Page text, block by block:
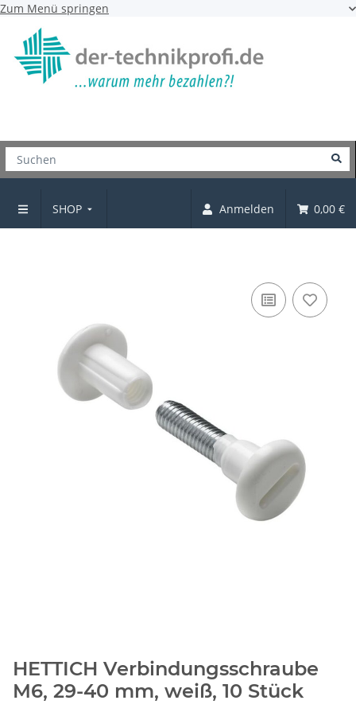
Zum Menü springen
SHOP Anmelden 0,00 €
Verbindungsschraube
HETTICH Verbindungsschraube
M6, 29-40 mm, weiß, 10 Stück